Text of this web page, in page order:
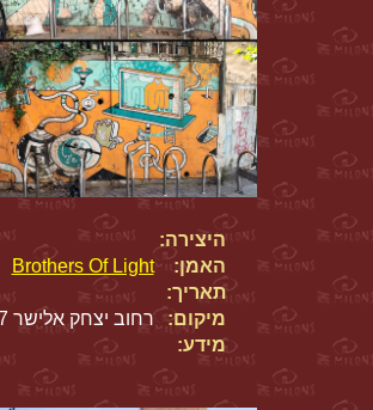
היצירה:
האמן:
Brothers Of Light
תאריך:
מיקום:
רחוב יצחק אלישר 7
מידע: